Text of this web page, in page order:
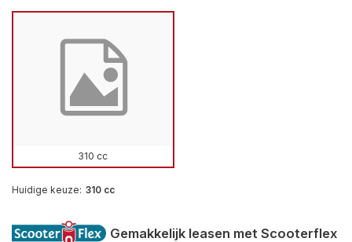
310 cc
Huidige keuze: 310 cc
Gemakkelijk leasen met Scooterflex